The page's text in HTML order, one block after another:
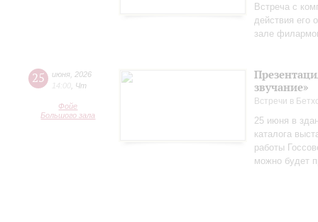
Встреча с
действия его
зале
25 июня 2026
Чт
Фойе
Большого зала
звучание»
Встречи в
25 июня в
каталога
работы
можно будет